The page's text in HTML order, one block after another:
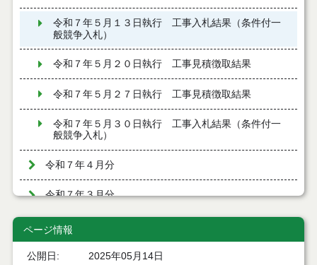
令和７年５月１３日執行 工事入札結果（条件付一
般競争入札）
令和７年５月２０日執行 工事見積徴取結果
令和７年５月２７日執行 工事見積徴取結果
令和７年５月３０日執行 工事入札結果（条件付一
般競争入札）
令和７年４月分
令和７年３月分
令和７年２月分
令和７年１月分
ページ情報
公開日
2025年05月14日